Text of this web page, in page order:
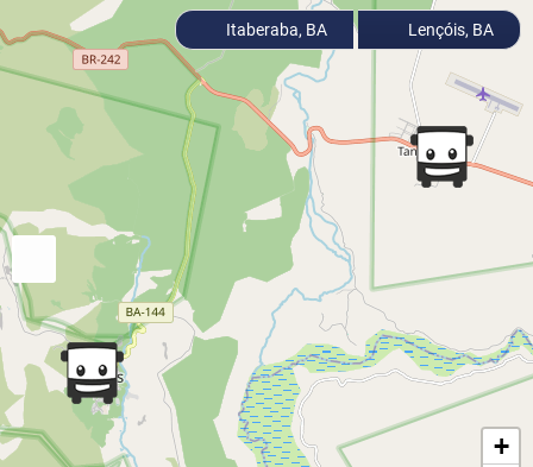
+
Itaberaba, BA Lençóis, BA